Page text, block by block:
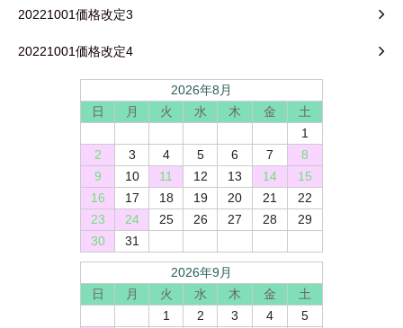
20221001価格改定3
20221001価格改定4
2026年8月
日
月 火 水 木 金
土
1
2
3 4 5 6 7
8
9
10 11 12 13 14
15
16
17 18 19 20 21
22
23
24 25 26 27 28
29
30
31
2026年9月
日
月 火 水 木 金
土
1
2 3 4
5